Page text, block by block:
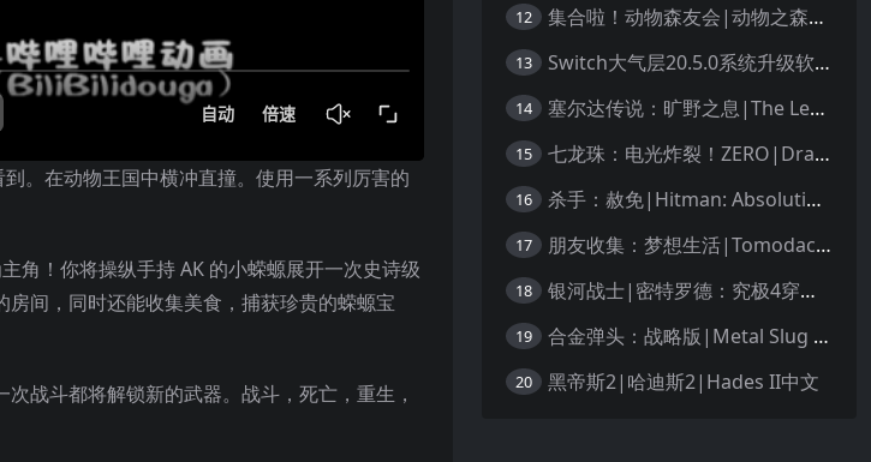
。在动物王国中横冲直撞。使用一系列厉害的
角！你将操纵手持 AK 的小蝾螈展开一次史诗级
间，同时还能收集美食，捕获珍贵的蝾螈宝
战斗都将解锁新的武器。战斗，死亡，重生，
12 集合啦！动物森友会|动物之森|Animal Crossing: New Horizons中文
13 Switch大气层20.5.0系统升级软硬破通用教程
14 塞尔达传说：旷野之息|The Legend of Zelda: Breath of the Wild中文
15 七龙珠：电光炸裂！ZERO|Dragon Ball: Sparking! Zero中文
16 杀手：赦免|Hitman: Absolution汉化
17 朋友收集：梦想生活|Tomodachi Life: Living the Dream中文
18 银河战士|密特罗德：究极4穿越未知|Metroid Prime 4: Beyond中文
19 合金弹头：战略版|Metal Slug Tactics中文
20 黑帝斯2|哈迪斯2|Hades II中文